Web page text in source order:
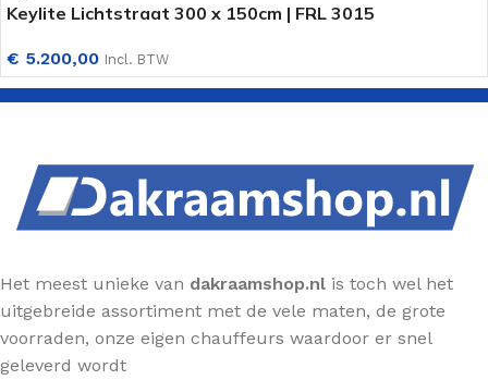
Keylite Lichtstraat 300 x 150cm | FRL 3015
€ 5.200,00 Incl. BTW
Het meest unieke van dakraamshop.nl is toch wel het
uitgebreide assortiment met de vele maten, de grote
voorraden, onze eigen chauffeurs waardoor er snel
geleverd wordt